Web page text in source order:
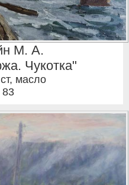
М. А.
Чукотка"
масло
83